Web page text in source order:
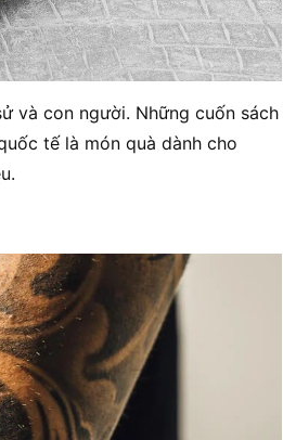
và con người. Những cuốn sách
tế là món quà dành cho